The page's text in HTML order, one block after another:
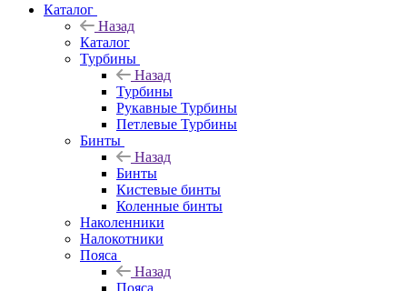
Каталог
Назад
Каталог
Турбины
Назад
Турбины
Рукавные Турбины
Петлевые Турбины
Бинты
Назад
Бинты
Кистевые бинты
Коленные бинты
Наколенники
Налокотники
Пояса
Назад
Пояса